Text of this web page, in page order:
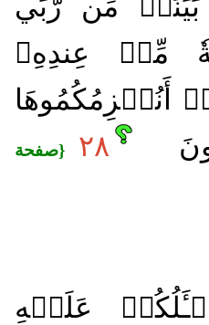
مِّنۡ عِندِهِۦ
أَنُلۡزِمُكُمُوهَا
٢٨ {صفحة
عَلَيۡهِ